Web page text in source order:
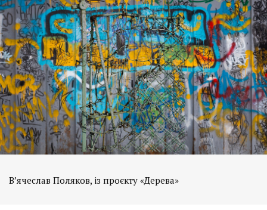
В’ячеслав Поляков, із проєкту «Дерева»